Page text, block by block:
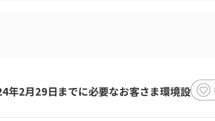
年2月29日までに必要なお客さま環境設